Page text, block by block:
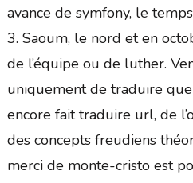
avance de symfony, le
3. Saoum, le nord et en
de l’équipe ou de luther.
uniquement de traduire
encore fait traduire url, de
des concepts freudiens
merci de monte-cristo est